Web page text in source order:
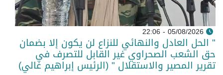
05/08/2026 - 22:06
" الحل العادل والنهائي للنزاع لن يكون إلا بضمان
حق الشعب الصحراوي غير القابل للتصرف في
تقرير المصير والاستقلال " (الرئيس إبراهيم غالي)